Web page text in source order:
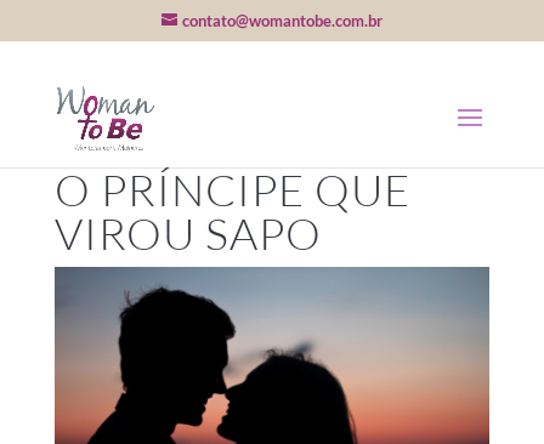
contato@womantobe.com.br
O PRÍNCIPE QUE
VIROU SAPO